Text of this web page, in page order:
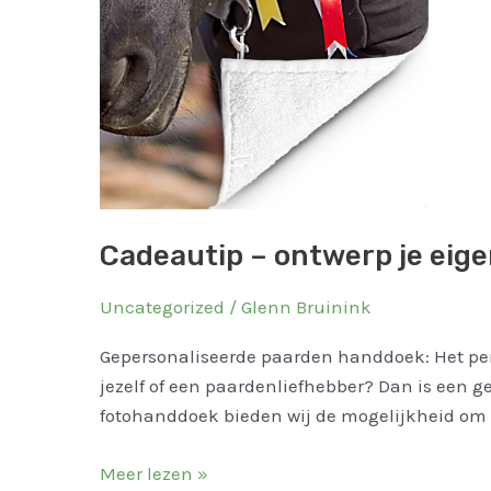
Cadeautip – ontwerp je
Uncategorized / Glenn Bruinink
Gepersonaliseerde paarden handdoek: Het
jezelf of een paardenliefhebber? Dan is een
fotohanddoek bieden wij de mogelijkheid
Meer lezen »